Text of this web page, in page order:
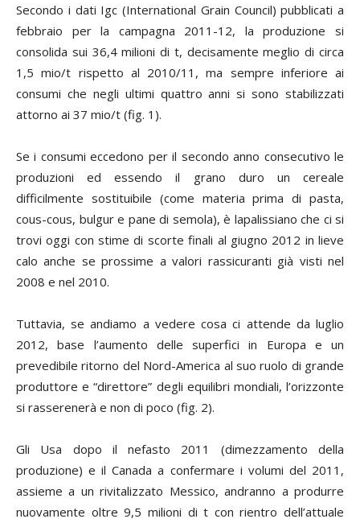
Secondo i dati Igc (International Grain Council) pubblicati a
febbraio per la campagna 2011-12, la produzione si
consolida sui 36,4 milioni di t, decisamente meglio di circa
1,5 mio/t rispetto al 2010/11, ma sempre inferiore ai
consumi che negli ultimi quattro anni si sono stabilizzati
attorno ai 37 mio/t (fig. 1).
Se i consumi eccedono per il secondo anno consecutivo le
produzioni ed essendo il grano duro un cereale
difficilmente sostituibile (come materia prima di pasta,
cous-cous, bulgur e pane di semola), è lapalissiano che ci si
trovi oggi con stime di scorte finali al giugno 2012 in lieve
calo anche se prossime a valori rassicuranti già visti nel
2008 e nel 2010.
Tuttavia, se andiamo a vedere cosa ci attende da luglio
2012, base l’aumento delle superfici in Europa e un
prevedibile ritorno del Nord-America al suo ruolo di grande
produttore e “direttore” degli equilibri mondiali, l’orizzonte
si rasserenerà e non di poco (fig. 2).
Gli Usa dopo il nefasto 2011 (dimezzamento della
produzione) e il Canada a confermare i volumi del 2011,
assieme a un rivitalizzato Messico, andranno a produrre
nuovamente oltre 9,5 milioni di t con rientro dell’attuale